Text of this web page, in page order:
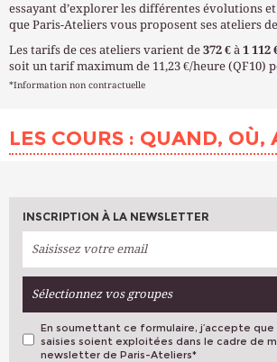
S’INSCRIRE
essayant d’explorer les différentes évolutions
que Paris-Ateliers vous proposent ses ateliers
Les tarifs de ces ateliers varient de 372 € à 1 112
soit un tarif maximum de 11,23 €/heure (QF10)
*Information non contractuelle
LES COURS : QUAND, OÙ,
INSCRIPTION À LA NEWSLETTER
Sélectionnez vos groupes
En soumettant ce formulaire, j’accepte
saisies soient exploitées dans le cadre de
newsletter de Paris-Ateliers*